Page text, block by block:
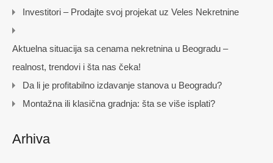
Investitori – Prodajte svoj projekat uz Veles Nekretnine
Aktuelna situacija sa cenama nekretnina u Beogradu –
realnost, trendovi i šta nas čeka!
Da li je profitabilno izdavanje stanova u Beogradu?
Montažna ili klasična gradnja: šta se više isplati?
Arhiva